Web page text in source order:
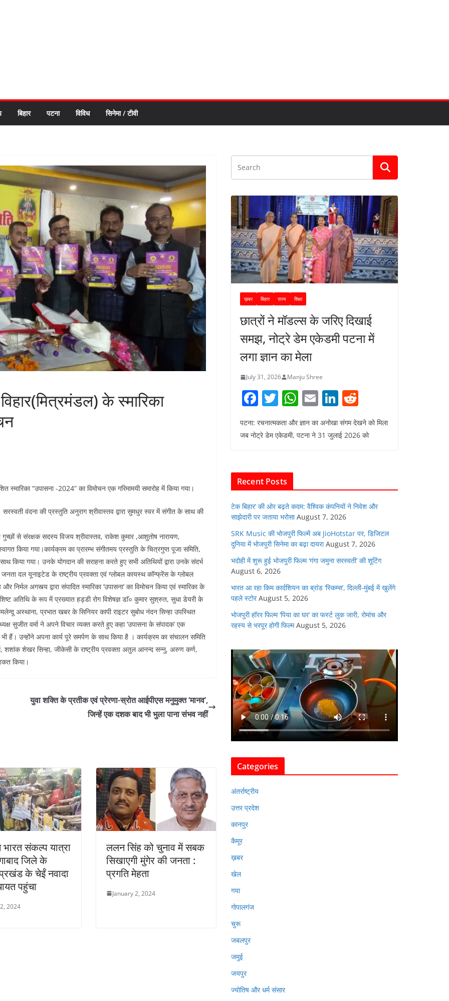
बिहार पटना विविध सिनेमा / टीवी
के स्मारिका
स्मारिका “उपासना -2024” का विमोचन एक गरिमामयी समारोह में किया गया।
सरस्वती वंदना की प्रस्तुति अनुराग श्रीवास्तव द्वारा सुमधुर स्वर में संगीत के साथ की
से संरक्षक सदस्य विजय श्रीवास्तव, राकेश कुमार ,आशुतोष नारायण,
स्वागत किया गया।कार्यक्रम का प्रारम्भ संगीतमय प्रस्तुति के चित्रगुप्त पूजा समिति,
किया गया। उनके योगदान की सराहना करते हुए सभी अतिथियों द्वारा उनके संदर्भ
दल यूनाइटेड के राष्ट्रीय प्रवक्ता एवं ग्लोबल कायस्थ कॉन्फ्रेंस के ग्लोबल
अगस्त्य द्वारा संपादित स्मारिका ‘उपासना’ का विमोचन किया एवं स्मारिका के
अतिथि के रूप में प्रख्यात हड्डी रोग विशेषज्ञ डाॅ० कुमार सुश्रुत, सुधा डेयरी के
अस्थाना, प्रभात खबर के सिनियर कापी राइटर सुबोध नंदन सिन्हा उपस्थित
सुजीत वर्मा ने अपने विचार व्यक्त करते हुए कहा ‘उपासना के संपादक’ एक
हैं। उन्होंने अपना कार्य पूरे समर्पण के साथ किया है । कार्यक्रम का संचालन समिति
शशांक शेखर सिन्हा, जीकेसी के राष्ट्रीय प्रवक्ता अतुल आनन्द सन्नु, अरुण कर्ण,
किया।
युवा शक्ति के प्रतीक एवं प्रेरणा-स्रोत आईपीएस मनुमुक्त ‘मानव’,
जिन्हें एक दशक बाद भी भुला पाना संभव नहीं
संकल्प यात्रा
जिले के
के चेईं नवादा
पहुंचा
2024
ललन सिंह को चुनाव में सबक
सिखाएगी मुंगेर की जनता :
प्रगति मेहता
January 2, 2024
ख़बर बिहार राज्य शिक्षा
छात्रों ने मॉडल्स के जरिए दिखाई
समझ, नोट्रे डेम एकेडमी पटना में
लगा ज्ञान का मेला
July 31, 2026 Manju Shree
F
c
e
o
o
k
T
itt
W
at
p
E
m
ai
Li
n
k
e
e
d
पटना: रचनात्मकता और ज्ञान का अनोखा संगम देखने को मिला
जब नोट्रे डेम एकेडमी, पटना ने 31 जुलाई 2026 को
Recent Posts
टेक बिहार’ की ओर बढ़ते कदम: वैश्विक कंपनियों ने निवेश और
साझेदारी पर जताया भरोसा August 7, 2026
SRK Music की भोजपुरी फिल्में अब JioHotstar पर, डिजिटल
दुनिया में भोजपुरी सिनेमा का बढ़ा दायरा August 7, 2026
भदोही में शुरू हुई भोजपुरी फिल्म ‘गंगा जमुना सरस्वती’ की शूटिंग
August 6, 2026
भारत आ रहा किम कार्दशियन का ब्रांड ‘स्किम्स’, दिल्ली-मुंबई में खुलेंगे
पहले स्टोर August 5, 2026
भोजपुरी हॉरर फिल्म ‘पिया का घर’ का फर्स्ट लुक जारी, रोमांच और
रहस्य से भरपूर होगी फिल्म August 5, 2026
Categories
अंतर्राष्ट्रीय
उत्तर प्रदेश
कानपुर
कैमूर
ख़बर
खेल
गया
गोपालगंज
चुरू
जबलपुर
जमुई
जयपुर
ज्योतिष और धर्म संसार